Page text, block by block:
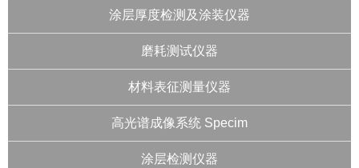
涂层厚度检测及涂装仪器
磨耗测试仪器
材料表征测量仪器
高光谱成像系统 Specim
涂层检测仪器